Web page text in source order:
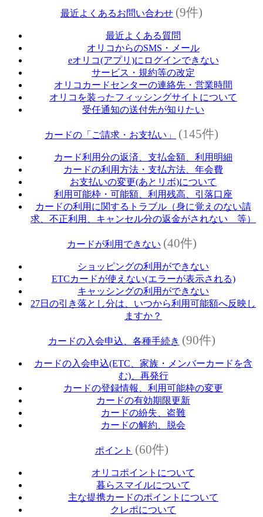
最近よくあるお問い合わせ (9件)
最近よくある質問
オリコからのSMS・メール
eオリコ(アプリ)にログインできない
サービス・規約等の改定
オリコカードセンターの連絡先・営業時間
オリコを装ったフィッシングサイトについて
受任通知の送付先が知りたい
カードの「ご請求・お支払い」 (145件)
カード利用分の返済、支払金額、利用明細
カードの利用方法・支払方法、年会費
お支払いの変更(あとリボ)について
利用可能枠・可能額、利用残高、引落口座
カードの利用に関するトラブル（身に覚えのない請
求、不正利用、キャンセル分の返金がされない 等）
カードが利用できない (40件)
ショッピングの利用ができない
ETCカードが使えない(エラーが表示される)
キャッシングの利用ができない
27日の引き落とし分は、いつから利用可能額へ反映し
ますか？
カードの入会申込、各種手続き (90件)
カードの入会申込(ETC、家族・メンバーカードを含
む)、再発行
カードの登録情報、利用可能枠の変更
カードの有効期限更新
カードの紛失、盗難
カードの解約、脱会
ポイント (60件)
オリコポイントについて
暮らスマイルについて
主な提携カードのポイントについて
クレポについて